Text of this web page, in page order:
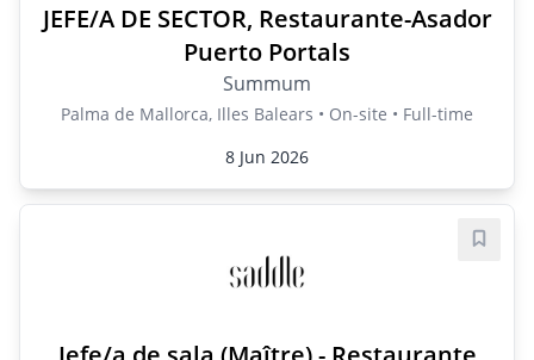
JEFE/A DE SECTOR, Restaurante-Asador
Puerto Portals
Summum
Palma de Mallorca, Illes Balears • On-site • Full-time
8 Jun 2026
Save